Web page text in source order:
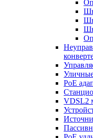
PoE
VDSL2